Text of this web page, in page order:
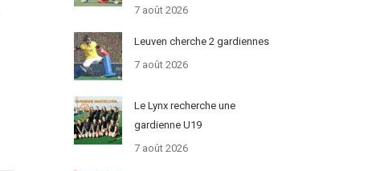
7 août 2026
Leuven cherche 2 gardiennes
7 août 2026
Le Lynx recherche une
gardienne U19
7 août 2026